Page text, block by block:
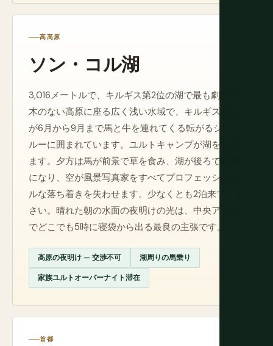
高高原
ソン・コル湖
3,016メートルで、キルギス第2位の湖で最も劇的 —
木のない高原に座る広く浅い水域で、キルギス家族
が6月から9月まで馬と牛を連れてくる転がるジャイ
ルーに囲まれています。ユルトキャンプが湖を囲み
ます。夕方は馬が前景で草を食み、湖が後ろで銀色
になり、空が風景写真家をすべてプロフェッショナ
ルな落ち着きを失わせます。少なくとも2泊来てくだ
さい。晴れた朝の水面の夜明けの光は、中央アジア
でどこでも5時に寝袋から出る最良の主張です。
高原の夜明け — 交渉不可 湖周りの馬乗り
家族ユルトオーバーナイト滞在
首都